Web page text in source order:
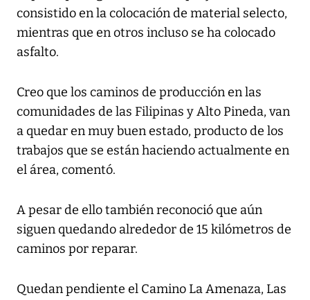
consistido en la colocación de material selecto,
mientras que en otros incluso se ha colocado
asfalto.
Creo que los caminos de producción en las
comunidades de las Filipinas y Alto Pineda, van
a quedar en muy buen estado, producto de los
trabajos que se están haciendo actualmente en
el área, comentó.
A pesar de ello también reconoció que aún
siguen quedando alrededor de 15 kilómetros de
caminos por reparar.
Quedan pendiente el Camino La Amenaza, Las